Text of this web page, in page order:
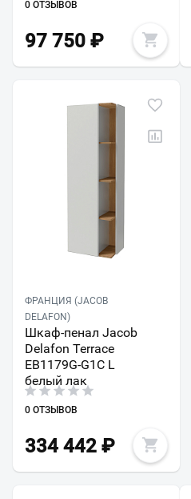
0 ОТЗЫВОВ
97 750 ₽
ФРАНЦИЯ (JACOB
DELAFON)
Шкаф-пенал Jacob
Delafon Terrace
EB1179G-G1C L
белый лак
0 ОТЗЫВОВ
334 442 ₽